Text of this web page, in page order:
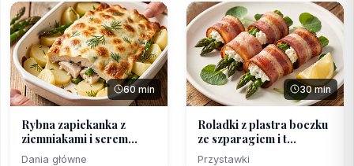
60 min
Rybna zapiekanka z
ziemniakami i serem
(po...
Dania główne
30 min
Roladki z plastra boczku
ze szparagiem i t...
Przystawki